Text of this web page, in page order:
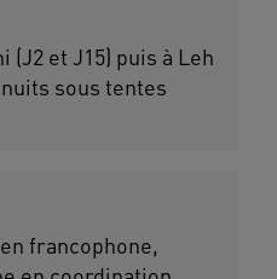
(J2 et J15) puis à Leh
nuits sous tentes
francophone,